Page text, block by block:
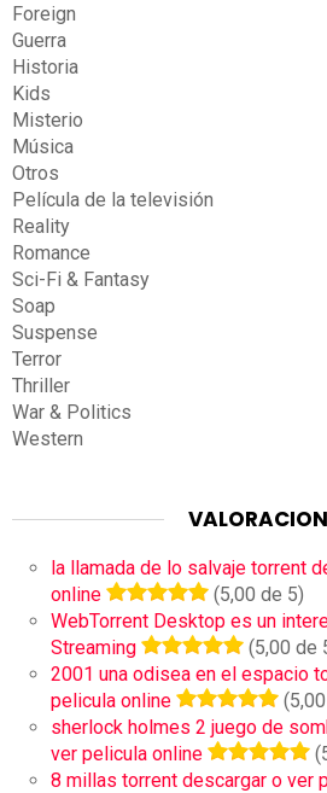
Foreign
Guerra
Historia
Kids
Misterio
Música
Otros
Película de la televisión
Reality
Romance
Sci-Fi & Fantasy
Soap
Suspense
Terror
Thriller
War & Politics
Western
la llamada de lo salvaje torrent
online
(5,00 de 5)
WebTorrent Desktop es un
Streaming
(5,00 de
2001 una odisea en el espacio
pelicula online
sherlock holmes 2 juego de
ver pelicula online
8 millas torrent descargar o ver